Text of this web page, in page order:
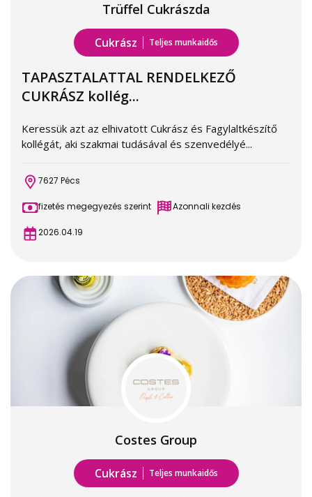
Trüffel Cukrászda
Cukrász Teljes munkaidős
TAPASZTALATTAL RENDELKEZŐ
CUKRÁSZ kollég...
Keressük azt az elhivatott Cukrász és Fagylaltkészítő
kollégát, aki szakmai tudásával és szenvedélyé...
7627 Pécs
fizetés megegyezés szerint Azonnali kezdés
2026.04.19
Costes Group
Cukrász Teljes munkaidős